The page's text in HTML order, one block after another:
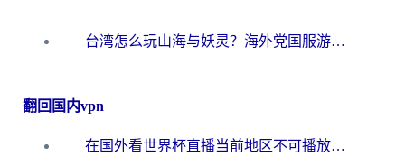
台湾怎么玩山海与妖灵？海外党国服游戏加速全攻略，告别延迟卡顿
翻回国内vpn
在国外看世界杯直播当前地区不可播放？海外党必看的回国加速全攻略